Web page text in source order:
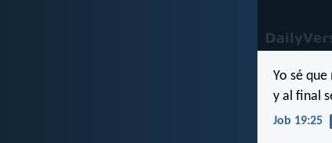
Yo sé
y al final
Job 19:25